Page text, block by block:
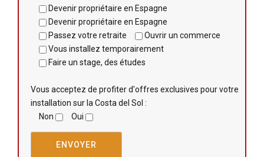
Devenir propriétaire en Espagne
Devenir propriétaire en Espagne
Passez votre retraite
Ouvrir un commerce
Vous installez temporairement
Faire un stage, des études
Vous acceptez de profiter d'offres exclusives pour votre
installation sur la Costa del Sol :
Non
Oui